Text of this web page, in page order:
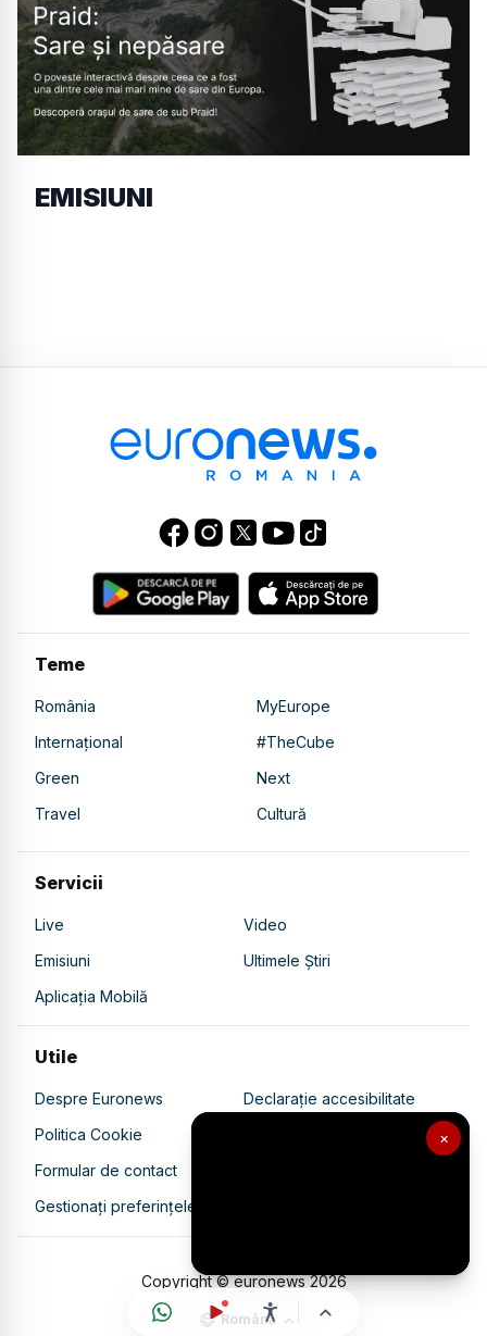
×
EMISIUNI
Teme
România
MyEurope
Internațional
#TheCube
Green
Next
Travel
Cultură
Servicii
Live
Video
Emisiuni
Ultimele Știri
Aplicația Mobilă
Utile
Despre Euronews
Declarație accesibilitate
Politica Cookie
Politica de confidențialitate
Formular de contact
Gestionați preferințele
Copyright © euronews2026
Română